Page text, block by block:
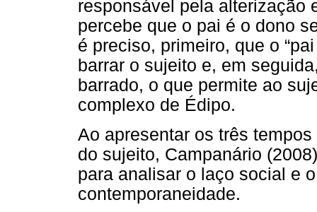
responsável pela alterização
percebe que o pai é o dono
é preciso, primeiro, que o
barrar o sujeito e, em
barrado, o que permite ao
complexo de Édipo.
Ao apresentar os três
do sujeito, Campanário
para analisar o laço social e
contemporaneidade.